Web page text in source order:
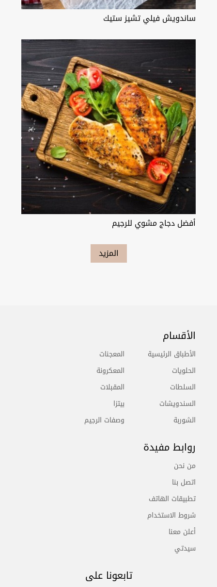
ساندويش فيلي تشيز ستيك
أفضل دجاج مشوي للرجيم
المزيد
الأقسام
الأطباق الرئيسية
الحلويات
السلطات
السندويشات
الشوربة
المعجنات
المعكرونة
المقبلات
بيتزا
وصفات الرجيم
روابط مفيدة
من نحن
اتصل بنا
تطبيقات الهاتف
شروط الاستخدام
أعلن معنا
سيدتي
تابعونا على